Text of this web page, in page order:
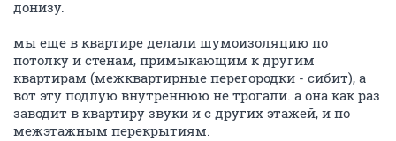
донизу.
мы еще в квартире делали шумоизоляцию по
потолку и стенам, примыкающим к другим
квартирам (межквартирные перегородки - сибит), а
вот эту подлую внутреннюю не трогали. а она как раз
заводит в квартиру звуки и с других этажей, и по
межэтажным перекрытиям.